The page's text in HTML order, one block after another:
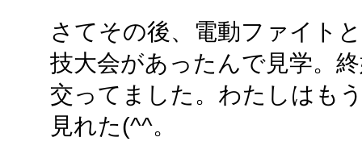
さてその後、電動ファイト
技大会があったんで見学。
交ってました。わたしはも
見れた(^^。